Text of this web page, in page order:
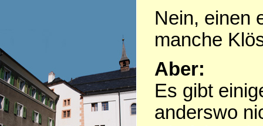
Nein, einen
manche
Aber:
Es gibt
anderswo